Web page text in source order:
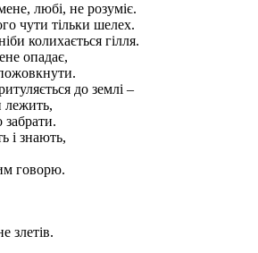
любі, не розуміє.
чути тільки шелех.
колихається гілля.
опадає,
до землі –
лежить,
забрати.
і знають,
говорю.
злетів.